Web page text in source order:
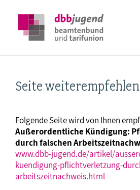
Seite weiterempfehlen
Folgende Seite wird von Ihnen
Außerordentliche Kündigung:
durch falschen
www.dbb-jugend.de/artikel/
kuendigung-pflichtverletzung-
arbeitszeitnachweis.html